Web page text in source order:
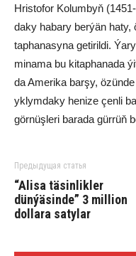
Hris­to­for Ko­lum­byň
da­ky ha­bary ber­ýän
tap­ha­na­sy­na ge­ti­ril­di.
mi­na­ma bu ki­tap­ha­na­da
da Ame­ri­ka bar­şy,
yk­lym­da­ky he­ni­ze çen­li
gör­nüş­le­ri ba­ra­da gür­rüň
Предыдущая статья
“Alisa täsinlikler
dünýäsinde” 3 million
dollara satylar